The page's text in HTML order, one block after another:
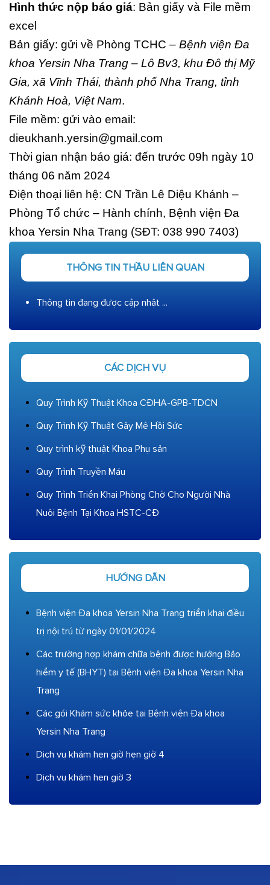
Hình thức nộp báo giá: Bản giấy và File mềm
excel
Bản giấy: gửi về Phòng TCHC – Bệnh viện Đa
khoa Yersin Nha Trang – Lô Bv3, khu Đô thị Mỹ
Gia, xã Vĩnh Thái, thành phố Nha Trang, tỉnh
Khánh Hoà, Việt Nam.
File mềm: gửi vào email:
dieukhanh.yersin@gmail.com
Thời gian nhận báo giá: đến trước 09h ngày 10
tháng 06 năm 2024
Điện thoại liên hệ: CN Trần Lê Diệu Khánh –
Phòng Tổ chức – Hành chính, Bệnh viện Đa
khoa Yersin Nha Trang (SĐT: 038 990 7403)
THÔNG TIN THẦU LIÊN QUAN
Thông tin đang được cập nhật ...
CÁC DỊCH VỤ
Quy Trình Kỹ Thuật Khoa CĐHA-GPB-TDCN
Quy Trình Kỹ Thuật Gây Mê Hồi Sức
Quy trình kỹ thuật Khoa Phụ sản
Quy Trình Truyền Máu
Quy Trình Triển Khai Phòng Chờ Cho Người Nhà
Nuôi Bệnh Tại Khoa HSTC-CĐ
HƯỚNG DẪN
Bệnh viện Đa khoa Yersin Nha Trang triển khai điều
trị nội trú từ ngày 01/01/2024
Các trường hợp khám chữa bệnh được hưởng Bảo
hiểm y tế (BHYT) tại Bệnh viện Đa khoa Yersin Nha
Trang
Các gói Khám sức khỏe tại Bệnh viện Đa khoa
Yersin Nha Trang
Dịch vụ khám hẹn giờ hẹn giờ 4
Dịch vụ khám hẹn giờ 3